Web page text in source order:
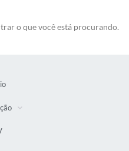
o que você está procurando.